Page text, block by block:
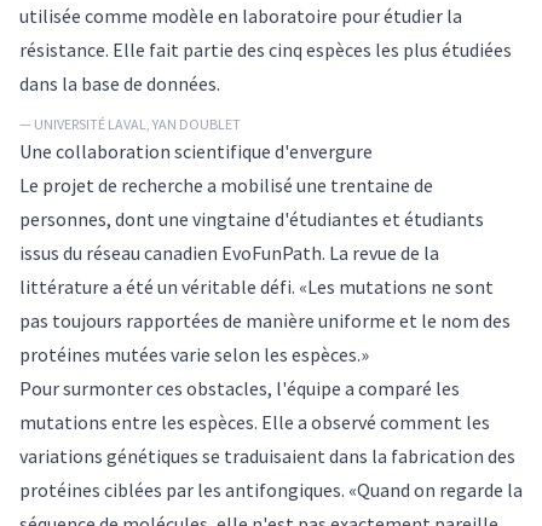
utilisée comme modèle en laboratoire pour étudier la
résistance. Elle fait partie des cinq espèces les plus étudiées
dans la base de données.
— UNIVERSITÉ LAVAL, YAN DOUBLET
Une collaboration scientifique d'envergure
Le projet de recherche a mobilisé une trentaine de
personnes, dont une vingtaine d'étudiantes et étudiants
issus du réseau canadien EvoFunPath. La revue de la
littérature a été un véritable défi. «Les mutations ne sont
pas toujours rapportées de manière uniforme et le nom des
protéines mutées varie selon les espèces.»
Pour surmonter ces obstacles, l'équipe a comparé les
mutations entre les espèces. Elle a observé comment les
variations génétiques se traduisaient dans la fabrication des
protéines ciblées par les antifongiques. «Quand on regarde la